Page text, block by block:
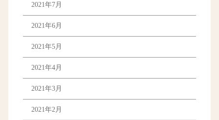
2021年7月
2021年6月
2021年5月
2021年4月
2021年3月
2021年2月